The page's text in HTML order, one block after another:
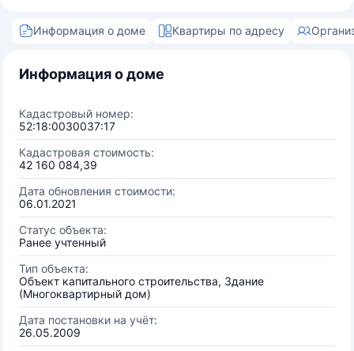
Информация о доме Квартиры по адресу
Информация о доме
Кадастровый номер:
52:18:0030037:17
Кадастровая стоимость:
42 160 084,39
Дата обновления стоимости:
06.01.2021
Статус объекта:
Ранее учтенный
Тип объекта:
Объект капитального строительства, Здание
(Многоквартирный дом)
Дата постановки на учёт:
26.05.2009